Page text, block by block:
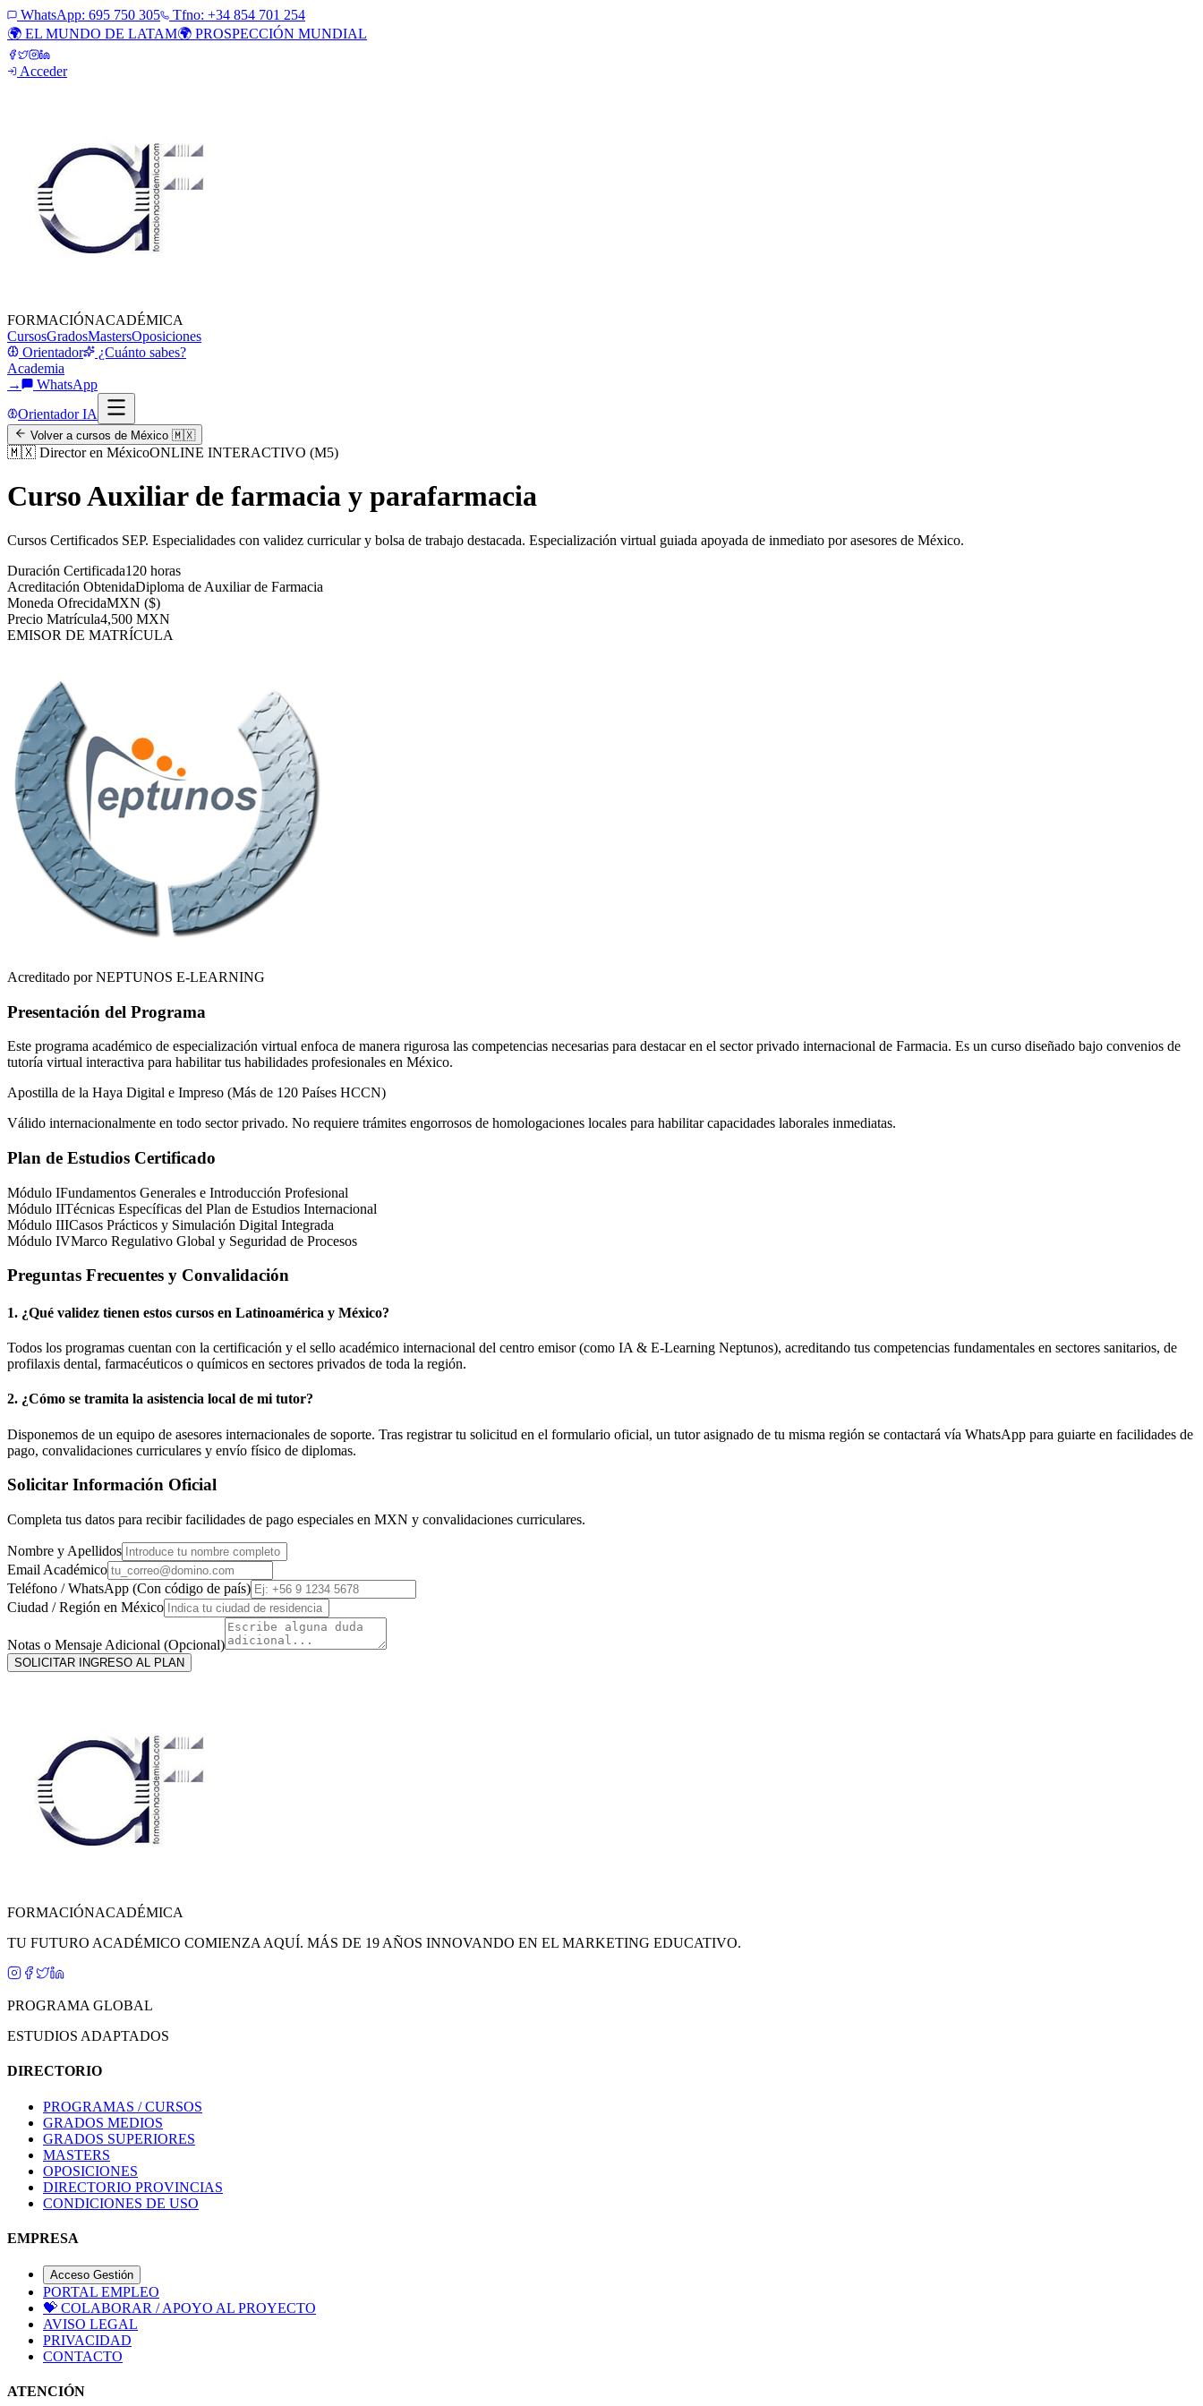
WhatsApp: 695 750 305
Tfno: +34 854 701 254
🌍 EL MUNDO DE LATAM🌍 PROSPECCIÓN MUNDIAL
Acceder
FORMACIÓNACADÉMICA
CursosGradosMastersOposiciones
Orientador
¿Cuánto sabes?
Academia
→
WhatsApp
Orientador IA
Volver a cursos de México 🇲🇽
🇲🇽 Director en MéxicoONLINE INTERACTIVO (M5)
Curso Auxiliar de farmacia y parafarmacia
Cursos Certificados SEP. Especialidades con validez curricular y bolsa de trabajo destacada. Especialización virtual guiada apoyada de inmediato por asesores de México.
Duración Certificada120 horas
Acreditación ObtenidaDiploma de Auxiliar de Farmacia
Moneda OfrecidaMXN ($)
Precio Matrícula4,500 MXN
EMISOR DE MATRÍCULA
Acreditado por NEPTUNOS E-LEARNING
Presentación del Programa
Este programa académico de especialización virtual enfoca de manera rigurosa las competencias necesarias para destacar en el sector privado internacional de Farmacia. Es un curso diseñado bajo convenios de
tutoría virtual interactiva para habilitar tus habilidades profesionales en México.
Apostilla de la Haya Digital e Impreso (Más de 120 Países HCCN)
Válido internacionalmente en todo sector privado. No requiere trámites engorrosos de homologaciones locales para habilitar capacidades laborales inmediatas.
Plan de Estudios Certificado
Módulo IFundamentos Generales e Introducción Profesional
Módulo IITécnicas Específicas del Plan de Estudios Internacional
Módulo IIICasos Prácticos y Simulación Digital Integrada
Módulo IVMarco Regulativo Global y Seguridad de Procesos
Preguntas Frecuentes y Convalidación
1. ¿Qué validez tienen estos cursos en Latinoamérica y México?
Todos los programas cuentan con la certificación y el sello académico internacional del centro emisor (como IA & E-Learning Neptunos), acreditando tus competencias fundamentales en sectores sanitarios, de
profilaxis dental, farmacéuticos o químicos en sectores privados de toda la región.
2. ¿Cómo se tramita la asistencia local de mi tutor?
Disponemos de un equipo de asesores internacionales de soporte. Tras registrar tu solicitud en el formulario oficial, un tutor asignado de tu misma región se contactará vía WhatsApp para guiarte en facilidades de
pago, convalidaciones curriculares y envío físico de diplomas.
Solicitar Información Oficial
Completa tus datos para recibir facilidades de pago especiales en MXN y convalidaciones curriculares.
Nombre y Apellidos
Email Académico
Teléfono / WhatsApp (Con código de país)
Ciudad / Región en México
Notas o Mensaje Adicional (Opcional)
SOLICITAR INGRESO AL PLAN
FORMACIÓNACADÉMICA
TU FUTURO ACADÉMICO COMIENZA AQUÍ. MÁS DE 19 AÑOS INNOVANDO EN EL MARKETING EDUCATIVO.
PROGRAMA GLOBAL
ESTUDIOS ADAPTADOS
DIRECTORIO
PROGRAMAS / CURSOS
GRADOS MEDIOS
GRADOS SUPERIORES
MASTERS
OPOSICIONES
DIRECTORIO PROVINCIAS
CONDICIONES DE USO
EMPRESA
Acceso Gestión
PORTAL EMPLEO
💝 COLABORAR / APOYO AL PROYECTO
AVISO LEGAL
PRIVACIDAD
CONTACTO
ATENCIÓN